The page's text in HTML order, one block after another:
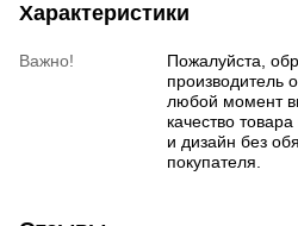
Характеристики
Важно!
Пожалуйста,
производитель
любой момент
качество
и дизайн без
покупателя.